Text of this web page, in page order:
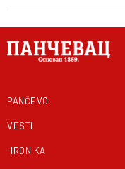
PANČEVO
VESTI
HRONIKA